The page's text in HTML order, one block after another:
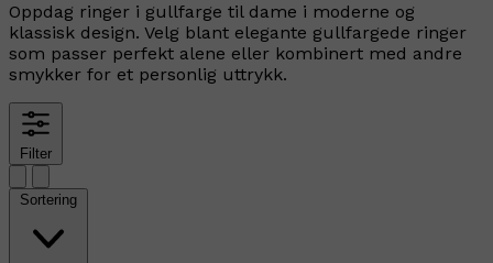
Oppdag ringer i gullfarge til dame i moderne og
klassisk design. Velg blant elegante gullfargede ringer
som passer perfekt alene eller kombinert med andre
smykker for et personlig uttrykk.
Filter
Sortering